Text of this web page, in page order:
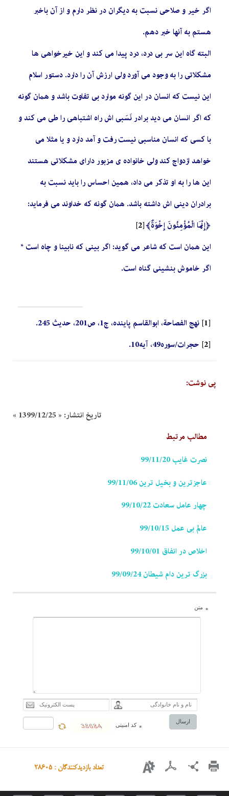
اگر خیر و صلاحی نسبت به دیگران در نظر دارم و از آن باخبر
هستم به آنها خبر دهم.
البته گاه این سر بی درد، درد پیدا می کند و این خیرخواهی ها
مشکلاتی را به وجود می آورد ولی ارزش آن را دارد. دستور اسلام
این نیست که انسان در این گونه موارد بی تفاوت باشد و همان گونه
که اگر انسان می دید برادر نَسَبی اش راه اشتباهی را طی می کند و
با کسی که انسان مناسبی نیست رفت و آمد دارد و یا مثلا می
خواهد ازدواج کند ولی خانواده ی مزبور دارای مشکلاتی هستند
این ها را به او تذکر می داد، همین احساس را باید نسبت به
برادران دینی اش داشته باشد. همان گونه که خداوند می فرماید:
﴿إِنَّمَا الْمُؤْمِنُونَ‌ إِخْوَةٌ﴾[2]
این همان است که شاعر می گوید: اگر بینی که نابینا و چاه است *
اگر خاموش بنشینی گناه است.
[1]
نهج الفصاحة، ابوالقاسم پاینده، ج1، ص201، حدیث 245.
[2]
حجرات/سوره49، آیه10.
پی نوشت:
تاریخ انتشار: « 1399/12/25 »
مطالب مرتبط
نصرت غایب 99/11/20
عاجزترین و بخیل ترین 99/11/06
چهار عامل سعادت 99/10/22
عالم بی عمل 99/10/15
اخلاص در انفاق 99/10/01
بزرگ ترین دام شیطان 99/09/24
* متن
ارسال
* کد امنیتی
تعداد بازدیدکنندگان : 28605